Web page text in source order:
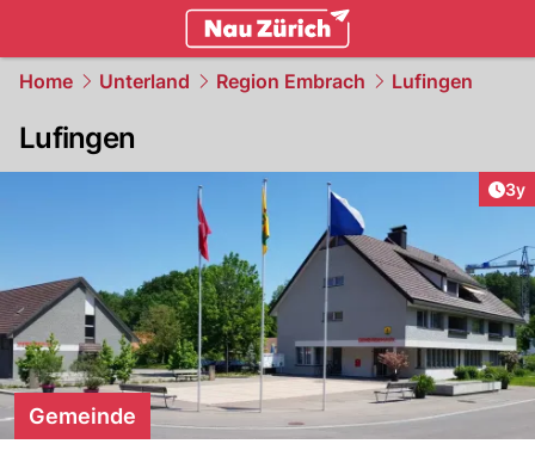
Home Unterland Region Embrach Lufingen
Lufingen
3y
Gemeinde